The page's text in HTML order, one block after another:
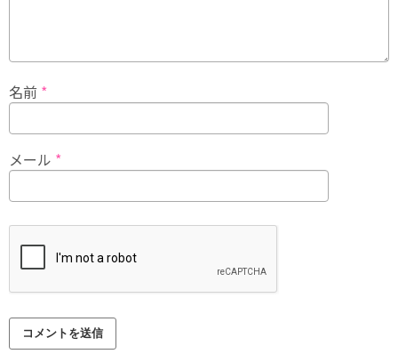
名前 *
メール *